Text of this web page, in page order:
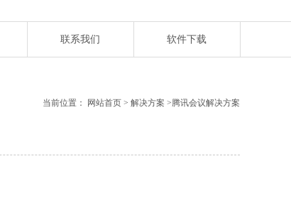
联系我们 软件下载
当前位置： 网站首页 > 解决方案 >腾讯会议解决方案